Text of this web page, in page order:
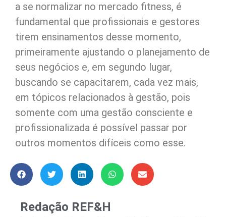
a se normalizar no mercado fitness, é
fundamental que profissionais e gestores
tirem ensinamentos desse momento,
primeiramente ajustando o planejamento de
seus negócios e, em segundo lugar,
buscando se capacitarem, cada vez mais,
em tópicos relacionados à gestão, pois
somente com uma gestão consciente e
profissionalizada é possível passar por
outros momentos difíceis como esse.
Redação REF&H